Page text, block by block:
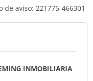
de aviso: 221775-466301
INMOBILIARIA